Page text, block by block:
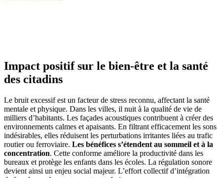
Impact positif sur le bien-être et la santé
des citadins
Le bruit excessif est un facteur de stress reconnu, affectant la santé
mentale et physique. Dans les villes, il nuit à la qualité de vie de
milliers d’habitants. Les façades acoustiques contribuent à créer des
environnements calmes et apaisants. En filtrant efficacement les sons
indésirables, elles réduisent les perturbations irritantes liées au trafic
routier ou ferroviaire. Les bénéfices s’étendent au sommeil et à la
concentration. Cette conforme améliore la productivité dans les
bureaux et protège les enfants dans les écoles. La régulation sonore
devient ainsi un enjeu social majeur. L’effort collectif d’intégration